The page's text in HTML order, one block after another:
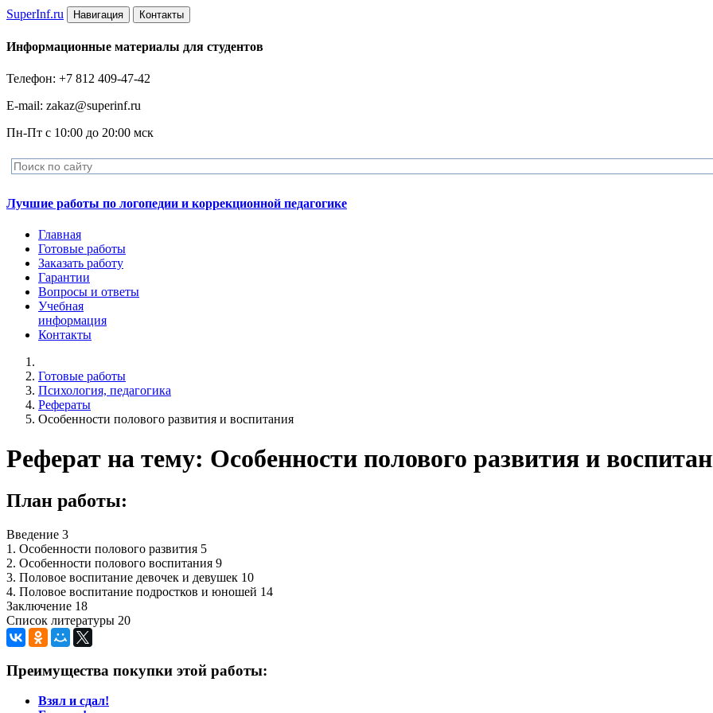
SuperInf.ru Навигация Контакты
Информационные материалы для студентов
Телефон: +7 812 409-47-42
E-mail: zakaz@superinf.ru
Пн-Пт с 10:00 до 20:00 мск
Лучшие работы по логопедии и коррекционной педагогике
Главная
Готовые работы
Заказать работу
Гарантии
Вопросы и ответы
Учебная
информация
Контакты
Готовые работы
Психология, педагогика
Рефераты
Особенности полового развития и воспитания
Реферат на тему: Особенности полового развития и
План работы:
Введение 3
1. Особенности полового развития 5
2. Особенности полового воспитания 9
3. Половое воспитание девочек и девушек 10
4. Половое воспитание подростков и юношей 14
Заключение 18
Список литературы 20
Преимущества покупки этой работы:
Взял и сдал!